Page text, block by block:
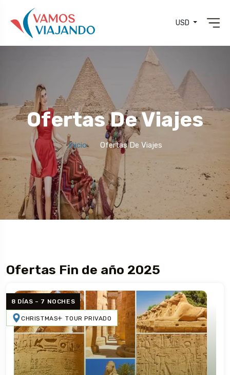
USD
Ofertas De Viajes
Inicio Ofertas De Viajes
Ofertas Fin de año 2025
8 DÍAS – 7 NOCHES
CHRISTMAS TOUR PRIVADO